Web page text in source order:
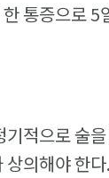
통증으로
기적으로 술
상의해야 한